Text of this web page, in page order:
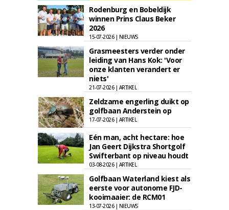
Rodenburg en Bobeldijk
winnen Prins Claus Beker
2026
15-07-2026 | NIEUWS
Grasmeesters verder onder
leiding van Hans Kok: 'Voor
onze klanten verandert er
niets'
21-07-2026 | ARTIKEL
Zeldzame engerling duikt op
golfbaan Anderstein op
17-07-2026 | ARTIKEL
Eén man, acht hectare: hoe
Jan Geert Dijkstra Shortgolf
Swifterbant op niveau houdt
03-08-2026 | ARTIKEL
Golfbaan Waterland kiest als
eerste voor autonome FJD-
kooimaaier: de RCM01
13-07-2026 | NIEUWS